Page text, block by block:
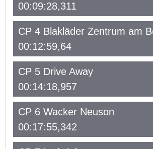
00:09:28,311
CP 4 Blakläder Zentrum am
00:12:59,64
CP 5 Drive Away
00:14:18,957
CP 6 Wacker Neuson
00:17:55,342